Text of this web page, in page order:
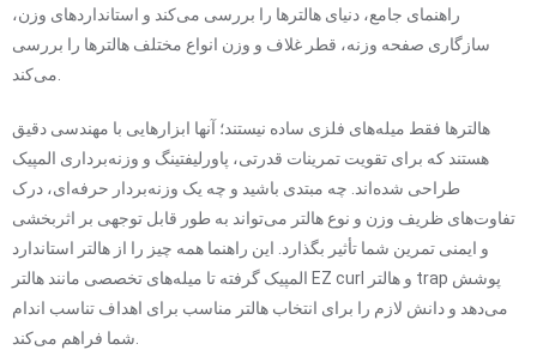
راهنمای جامع، دنیای هالترها را بررسی می‌کند و استانداردهای وزن،
سازگاری صفحه وزنه، قطر غلاف و وزن انواع مختلف هالترها را بررسی
هالترها فقط میله‌های فلزی ساده نیستند؛ آنها ابزارهایی با مهندسی دقیق
هستند که برای تقویت تمرینات قدرتی، پاورلیفتینگ و وزنه‌برداری المپیک
طراحی شده‌اند. چه مبتدی باشید و چه یک وزنه‌بردار حرفه‌ای، درک
تفاوت‌های ظریف وزن و نوع هالتر می‌تواند به طور قابل توجهی بر اثربخشی
و ایمنی تمرین شما تأثیر بگذارد. این راهنما همه چیز را از هالتر استاندارد
المپیک گرفته تا میله‌های تخصصی مانند هالتر EZ curl و هالتر trap پوشش
می‌دهد و دانش لازم را برای انتخاب هالتر مناسب برای اهداف تناسب اندام